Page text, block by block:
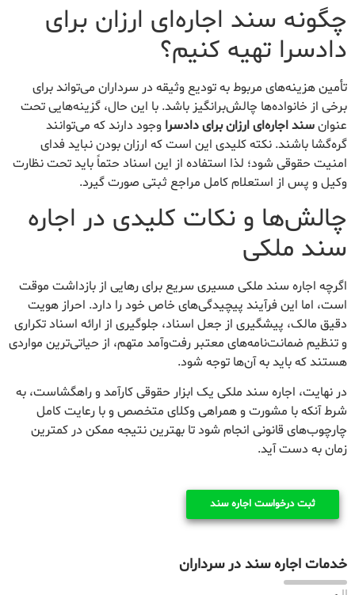
چگونه سند اجاره‌ای ارزان برای
دادسرا تهیه کنیم؟
تأمین هزینه‌های مربوط به تودیع وثیقه در سرداران می‌تواند برای
برخی از خانواده‌ها چالش‌برانگیز باشد. با این حال، گزینه‌هایی تحت
عنوانسند اجاره‌ای ارزان برای دادسرا وجود دارند که می‌توانند
گره‌گشا باشند. نکته کلیدی این است که ارزان بودن نباید فدای
امنیت حقوقی شود؛ لذا استفاده از این اسناد حتماً باید تحت نظارت
وکیل و پس از استعلام کامل مراجع ثبتی صورت گیرد.
چالش‌ها و نکات کلیدی در اجاره
سند ملکی
اگرچه اجاره سند ملکی مسیری سریع برای رهایی از بازداشت موقت
است، اما این فرآیند پیچیدگی‌های خاص خود را دارد. احراز هویت
دقیق مالک، پیشگیری از جعل اسناد، جلوگیری از ارائه اسناد تکراری
و تنظیم ضمانت‌نامه‌های معتبر رفت‌وآمد متهم، از حیاتی‌ترین مواردی
هستند که باید به آن‌ها توجه شود.
در نهایت، اجاره سند ملکی یک ابزار حقوقی کارآمد و راهگشاست، به
شرط آنکه با مشورت و همراهی وکلای متخصص و با رعایت کامل
چارچوب‌های قانونی انجام شود تا بهترین نتیجه ممکن در کمترین
زمان به دست آید.
ثبت درخواست اجاره سند
خدمات اجاره سند در سرداران